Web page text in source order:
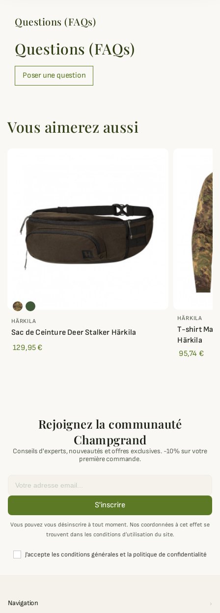
Questions (FAQs)
Questions (FAQs)
Poser une question
Vous aimerez aussi
HÄRKILA
Sac de Ceinture Deer Stalker Härkila
129,95 €
HÄRKILA
T-shirt
Härkila
95,74 €
Rejoignez la communauté
Champgrand
Conseils d'experts, nouveautés et offres exclusives. -10% sur votre
première commande.
S'inscrire
Vous pouvez vous désinscrire à tout moment. Nos coordonnées à cet effet se
trouvent dans les conditions d’utilisation du site.
J'accepte les conditions générales et la politique de confidentialité
Navigation